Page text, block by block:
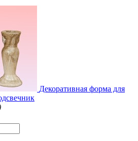
Декоративная форма для